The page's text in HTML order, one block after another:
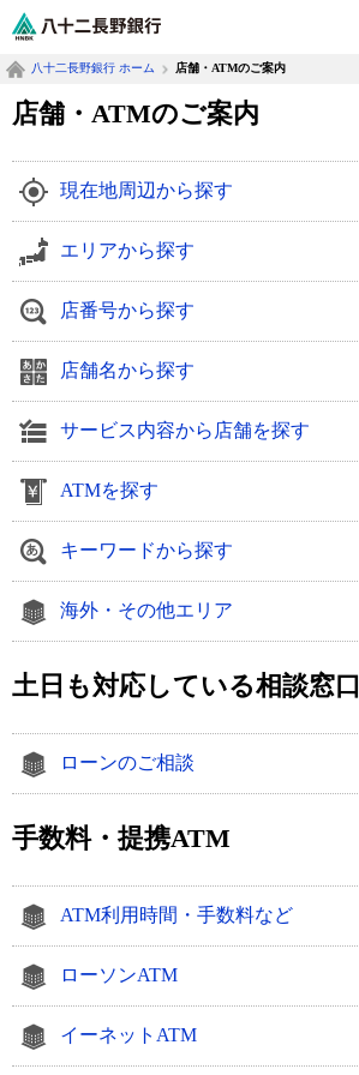
八十二長野銀行 ホーム 店舗・ATMのご案内
店舗・ATMのご案内
現在地周辺から探す
エリアから探す
店番号から探す
店舗名から探す
サービス内容から店舗を探す
ATMを探す
キーワードから探す
海外・その他エリア
土日も対応している相談窓口
ローンのご相談
手数料・提携ATM
ATM利用時間・手数料など
ローソンATM
イーネットATM